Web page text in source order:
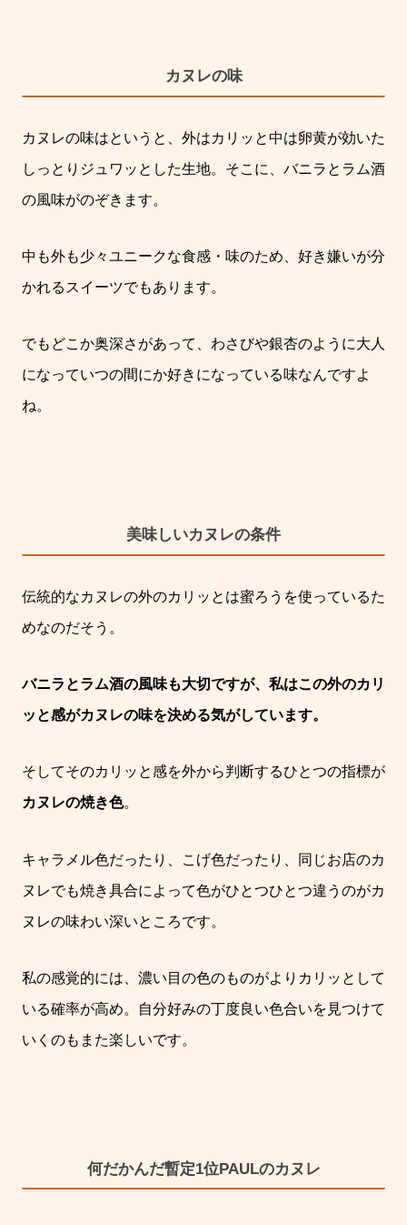
カヌレの味
カヌレの味はというと、外はカリッと中は卵黄が効いた
しっとりジュワッとした生地。そこに、バニラとラム酒
の風味がのぞきます。
中も外も少々ユニークな食感・味のため、好き嫌いが分
かれるスイーツでもあります。
でもどこか奥深さがあって、わさびや銀杏のように大人
になっていつの間にか好きになっている味なんですよ
ね。
美味しいカヌレの条件
伝統的なカヌレの外のカリッとは蜜ろうを使っているた
めなのだそう。
バニラとラム酒の風味も大切ですが、私はこの外のカリ
ッと感がカヌレの味を決める気がしています。
そしてそのカリッと感を外から判断するひとつの指標が
カヌレの焼き色。
キャラメル色だったり、こげ色だったり、同じお店のカ
ヌレでも焼き具合によって色がひとつひとつ違うのがカ
ヌレの味わい深いところです。
私の感覚的には、濃い目の色のものがよりカリッとして
いる確率が高め。自分好みの丁度良い色合いを見つけて
いくのもまた楽しいです。
何だかんだ暫定1位PAULのカヌレ